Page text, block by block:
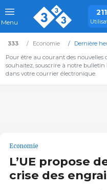
Menu
333 Economie
Dernière
Pour être au courant des nouvelles
souhaitez, souscrire à notre bulletin
dans votre courrier électronique.
Economie
L’UE propose
crise des